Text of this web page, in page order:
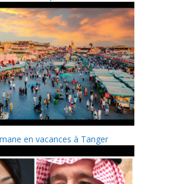
en vacances à Tanger